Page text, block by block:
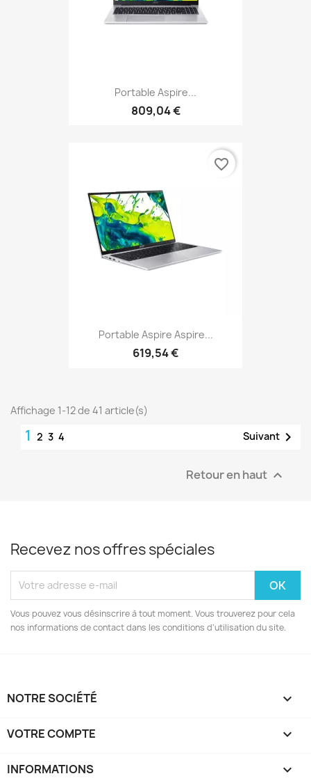
Portable Aspire...
809,04 €
Portable Aspire Aspire...
619,54 €
favorite_border
Affichage 1-12 de 41 article(s)
1 2 3 4 Suivant 
Retour en haut 
Recevez nos offres spéciales
Vous pouvez vous désinscrire à tout moment. Vous trouverez pour cela
nos informations de contact dans les conditions d'utilisation du site.
NOTRE SOCIÉTÉ 
VOTRE COMPTE 
INFORMATIONS keyboard_arrow_down